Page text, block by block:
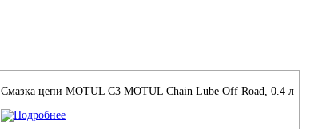
Смазка цепи MOTUL С3 MOTUL Chain Lube Off Road, 0.4 л